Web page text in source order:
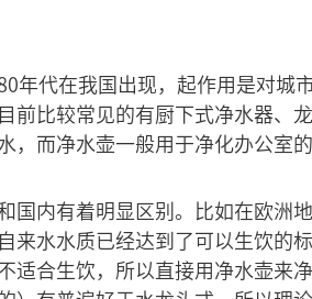
年代在我国出现，起作用是对城
前比较常见的有厨下式净水器、
，而净水壶一般用于净化办公室的
国内有着明显区别。比如在欧洲
来水水质已经达到了可以生饮的
适合生饮，所以直接用净水壶来